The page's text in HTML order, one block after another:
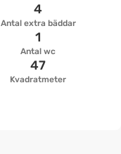
Antal extra bäddar
4
Antal wc
1
Kvadratmeter
47